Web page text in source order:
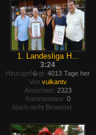
1. Landesliga H...
3:24
Hinzugef�gt: 4013 Tage her
Von vulkantv
Ansichten: 2323
Kommentare: 0
Noch nicht Bewertet